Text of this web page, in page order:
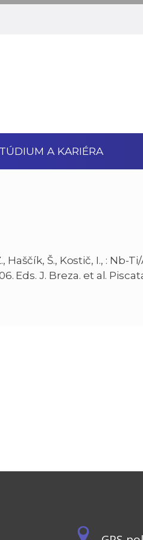
A KARIÉRA
Haščík, Š., Kostič, I., : Nb-
Eds. J. Breza. et al.